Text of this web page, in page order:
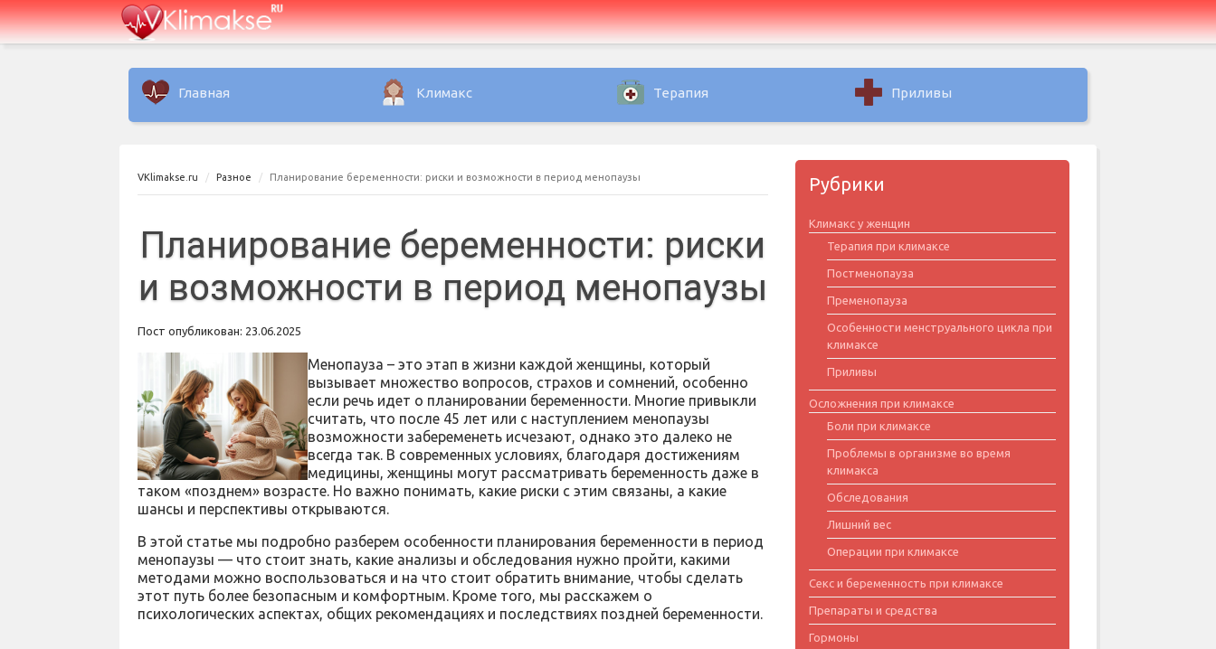
Главная Климакс Терапия Приливы
VKlimakse.ru Разное Планирование беременности: риски и возможности в период менопаузы
Планирование беременности: риски
и возможности в период менопаузы
Пост опубликован: 23.06.2025
Менопауза – это этап в жизни каждой женщины, который
вызывает множество вопросов, страхов и сомнений, особенно
если речь идет о планировании беременности. Многие привыкли
считать, что после 45 лет или с наступлением менопаузы
возможности забеременеть исчезают, однако это далеко не
всегда так. В современных условиях, благодаря достижениям
медицины, женщины могут рассматривать беременность даже в
таком «позднем» возрасте. Но важно понимать, какие риски с этим связаны, а какие
шансы и перспективы открываются.
В этой статье мы подробно разберем особенности планирования беременности в период
менопаузы — что стоит знать, какие анализы и обследования нужно пройти, какими
методами можно воспользоваться и на что стоит обратить внимание, чтобы сделать
этот путь более безопасным и комфортным. Кроме того, мы расскажем о
психологических аспектах, общих рекомендациях и последствиях поздней беременности.
Рубрики
Климакс у женщин
Терапия при климаксе
Постменопауза
Пременопауза
Особенности менструального цикла при
климаксе
Приливы
Осложнения при климаксе
Боли при климаксе
Проблемы в организме во время
климакса
Обследования
Лишний вес
Операции при климаксе
Секс и беременность при климаксе
Препараты и средства
Гормоны